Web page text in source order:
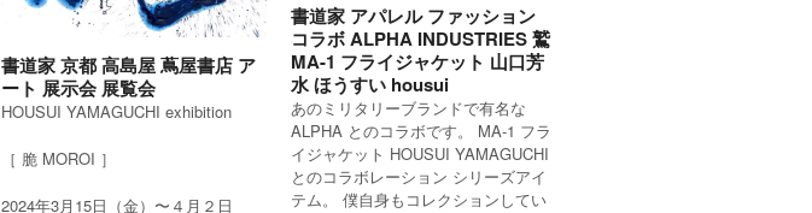
書道家 京都 高島屋 蔦屋書店 ア
ート 展示会 展覧会
HOUSUI YAMAGUCHI exhibition
［ 脆 MOROI ］
2024年3月15日（金）〜４月２日
書道家 アパレル ファッション
コラボ ALPHA INDUSTRIES 鷲
MA-1 フライジャケット 山口芳
水 ほうすい housui
あのミリタリーブランドで有名な
ALPHA とのコラボです。 MA-1 フラ
イジャケット HOUSUI YAMAGUCHI
とのコラボレーション シリーズアイ
テム。 僕自身もコレクションしてい